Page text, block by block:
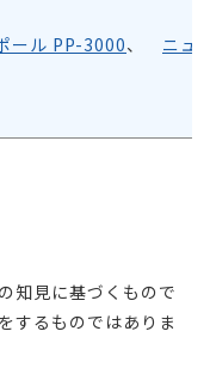
ール PP-3000、 ニュ
知見に基づくもので
するものではありま